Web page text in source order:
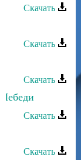
Скачать
Скачать
Скачать
Скачать
Скачать